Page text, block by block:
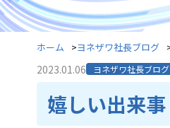
ホーム ヨネザワ社長ブログ
2023.01.06 ヨネザワ社長ブログ
嬉しい出来事